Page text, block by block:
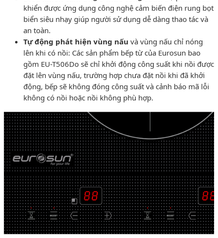
khiển được ứng dụng công nghệ cảm biến điện rung bọt
biển siêu nhạy giúp người sử dụng dễ dàng thao tác và
an toàn.
Tự động phát hiện vùng nấu và vùng nấu chỉ nóng
lên khi có nồi: Các sản phẩm bếp từ của Eurosun bao
gồm EU-T506Do sẽ chỉ khởi động công suất khi nồi được
đặt lên vùng nấu, trường hợp chưa đặt nồi khi đã khởi
động, bếp sẽ không đóng công suất và cảnh báo mã lỗi
không có nồi hoặc nồi không phù hợp.